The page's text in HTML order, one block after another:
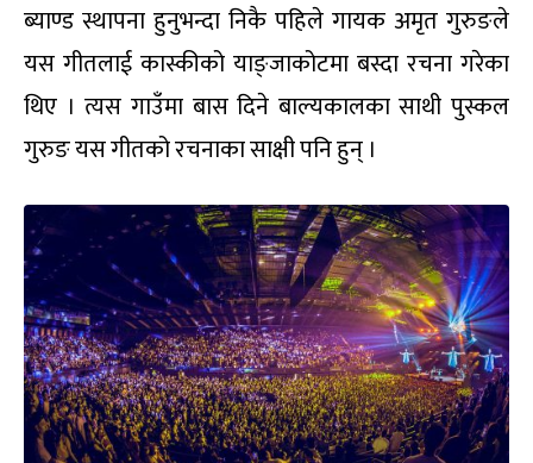
ब्याण्ड स्थापना हुनुभन्दा निकै पहिले गायक अमृत गुरुङले
यस गीतलाई कास्कीको याङ्जाकोटमा बस्दा रचना गरेका
थिए । त्यस गाउँमा बास दिने बाल्यकालका साथी पुस्कल
गुरुङ यस गीतको रचनाका साक्षी पनि हुन् ।